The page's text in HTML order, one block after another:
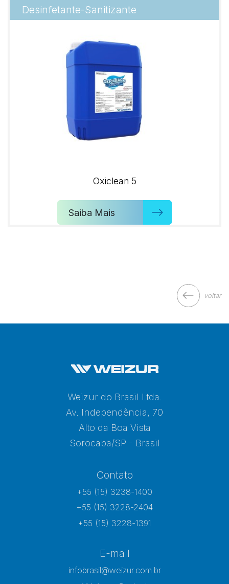
Desinfetante-Sanitizante
Oxiclean 5
Saiba Mais
voltar
Weizur do Brasil Ltda.
Av. Independência, 70
Alto da Boa Vista
Sorocaba/SP - Brasil
Contato
+55 (15) 3238-1400
+55 (15) 3228-2404
+55 (15) 3228-1391
E-mail
infobrasil@weizur.com.br